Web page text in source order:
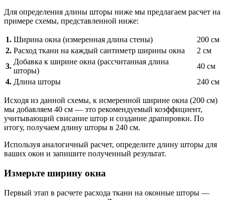
Для определения длины шторы ниже мы предлагаем расчет на
примере схемы, представленной ниже:
1. Ширина окна (измеренная длина стены)
200 см
2. Расход ткани на каждый сантиметр ширины окна
2 см
3.
Добавка к ширине окна (рассчитанная длина
шторы)
40 см
4. Длина шторы 240 см
Исходя из данной схемы, к исмеренной ширине окна (200 см)
мы добавляем 40 см — это рекомендуемый коэффициент,
учитывающий свисание штор и создание драпировки. По
итогу, получаем длину шторы в 240 см.
Используя аналогичный расчет, определите длину шторы для
ваших окон и запишите полученный результат.
Измерьте ширину окна
Первый этап в расчете расхода ткани на оконные шторы —